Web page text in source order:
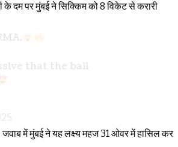
दम पर मुंबई ने सिक्किम को 8 विकेट से करारी
that the ball
में मुंबई ने यह लक्ष्य महज 31 ओवर में हासिल कर